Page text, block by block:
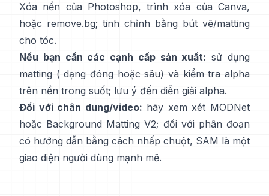
Xóa nền của Photoshop, trình xóa của Canva,
hoặc remove.bg; tinh chỉnh bằng bút vẽ/matting
cho tóc.
Nếu bạn cần các cạnh cấp sản xuất: sử dụng
matting ( dạng đóng hoặc sâu) và kiểm tra alpha
trên nền trong suốt; lưu ý đến diễn giải alpha.
Đối với chân dung/video: hãy xem xét MODNet
hoặc Background Matting V2; đối với phân đoạn
có hướng dẫn bằng cách nhấp chuột, SAM là một
giao diện người dùng mạnh mẽ.